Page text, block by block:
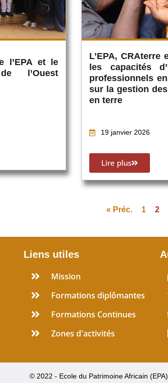
l’EPA et le
l’Ouest
L’EPA, CRAterre
les capacités
professionnels
sur la gestion
en terre
19 janvier 2026
Lire plus
« Préc. 1 2
Liens utiles
Mission
Formations diplômantes
Formations Continues
Zones d'activités
© 2022 - Ecole du Patrimoine Africain (EPA)